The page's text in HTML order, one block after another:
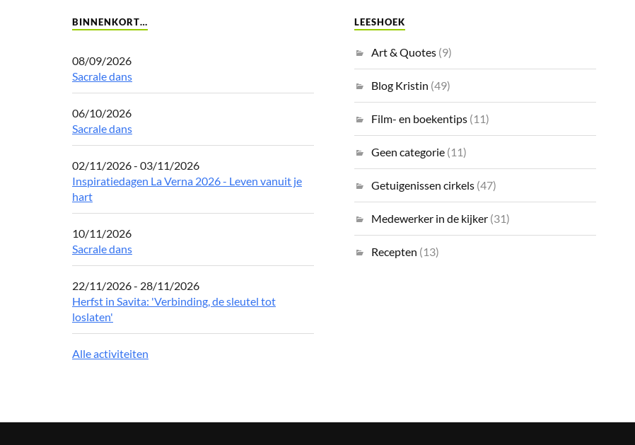
BINNENKORT…
08/09/2026
Sacrale dans
06/10/2026
Sacrale dans
02/11/2026 - 03/11/2026
Inspiratiedagen La Verna 2026 - Leven vanuit je
hart
10/11/2026
Sacrale dans
22/11/2026 - 28/11/2026
Herfst in Savita: 'Verbinding, de sleutel tot
loslaten'
Alle activiteiten
LEESHOEK
Art & Quotes (9)
Blog Kristin (49)
Film- en boekentips (11)
Geen categorie (11)
Getuigenissen cirkels (47)
Medewerker in de kijker (31)
Recepten (13)